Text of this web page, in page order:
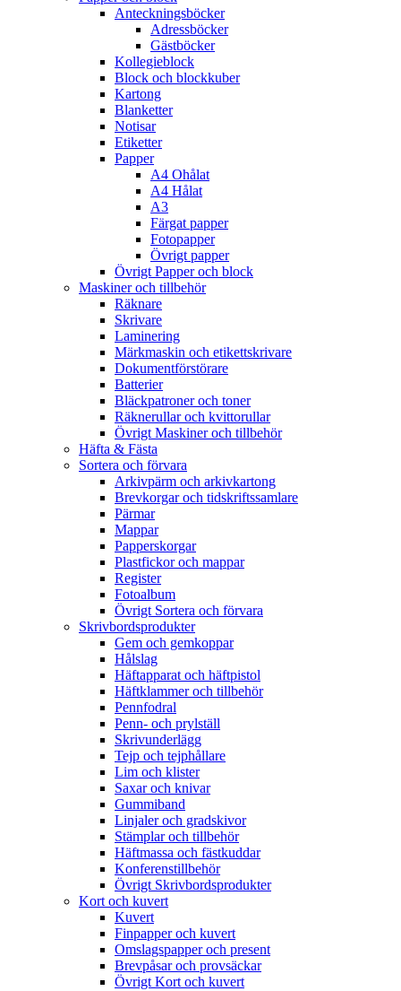
Anteckningsböcker
Adressböcker
Gästböcker
Kollegieblock
Block och blockkuber
Kartong
Blanketter
Notisar
Etiketter
Papper
A4 Ohålat
A4 Hålat
A3
Färgat papper
Fotopapper
Övrigt papper
Övrigt Papper och block
Maskiner och tillbehör
Räknare
Skrivare
Laminering
Märkmaskin och etikettskrivare
Dokumentförstörare
Batterier
Bläckpatroner och toner
Räknerullar och kvittorullar
Övrigt Maskiner och tillbehör
Häfta & Fästa
Sortera och förvara
Arkivpärm och arkivkartong
Brevkorgar och tidskriftssamlare
Pärmar
Mappar
Papperskorgar
Plastfickor och mappar
Register
Fotoalbum
Övrigt Sortera och förvara
Skrivbordsprodukter
Gem och gemkoppar
Hålslag
Häftapparat och häftpistol
Häftklammer och tillbehör
Pennfodral
Penn- och prylställ
Skrivunderlägg
Tejp och tejphållare
Lim och klister
Saxar och knivar
Gummiband
Linjaler och gradskivor
Stämplar och tillbehör
Häftmassa och fästkuddar
Konferenstillbehör
Övrigt Skrivbordsprodukter
Kort och kuvert
Kuvert
Finpapper och kuvert
Omslagspapper och present
Brevpåsar och provsäckar
Övrigt Kort och kuvert